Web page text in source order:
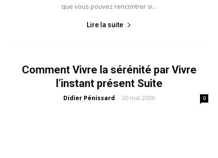
que vous pouvez rencontrer si...
Lire la suite
Comment Vivre la sérénité par Vivre
l’instant présent Suite
Didier Pénissard - 30 mai 2006 0